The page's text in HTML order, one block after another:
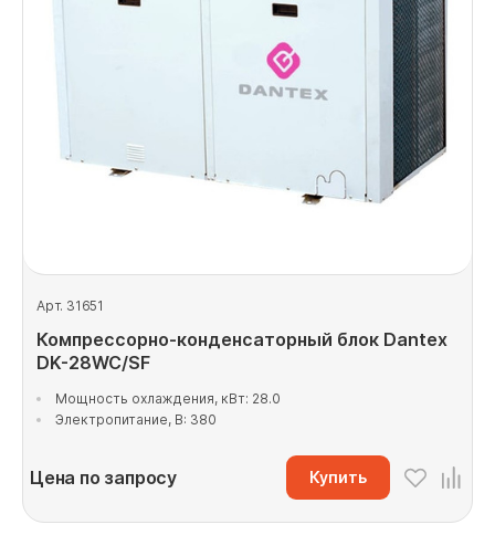
Арт. 31651
Компрессорно-конденсаторный блок Dantex
DK-28WC/SF
Мощность охлаждения, кВт: 28.0
Электропитание, В: 380
Цена по запросу Купить